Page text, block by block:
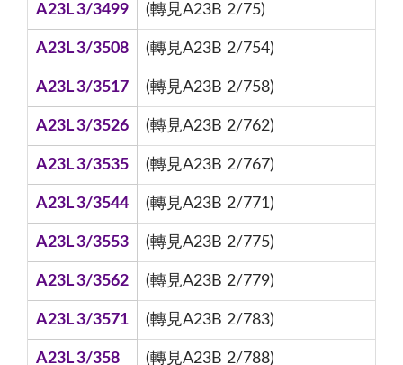
A23L 3/3499 (轉見A23B 2/75)
A23L 3/3508 (轉見A23B 2/754)
A23L 3/3517 (轉見A23B 2/758)
A23L 3/3526 (轉見A23B 2/762)
A23L 3/3535 (轉見A23B 2/767)
A23L 3/3544 (轉見A23B 2/771)
A23L 3/3553 (轉見A23B 2/775)
A23L 3/3562 (轉見A23B 2/779)
A23L 3/3571 (轉見A23B 2/783)
A23L 3/358 (轉見A23B 2/788)